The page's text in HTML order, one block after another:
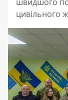
цивільного